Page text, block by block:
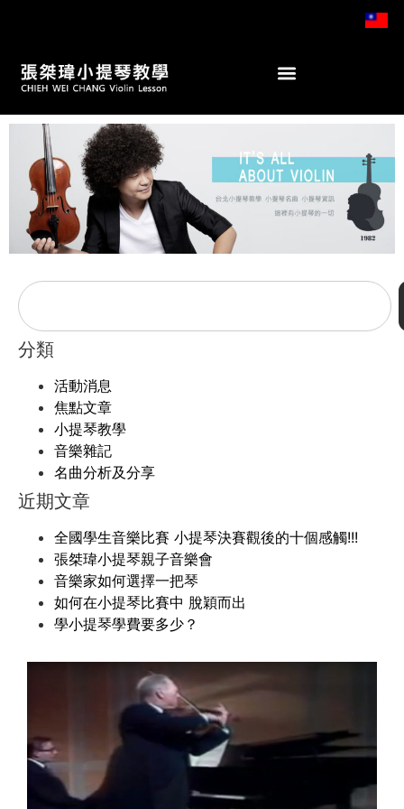
分類
活動消息
焦點文章
小提琴教學
音樂雜記
名曲分析及分享
近期文章
全國學生音樂比賽 小提琴決賽觀後的十個感觸!!!
張桀瑋小提琴親子音樂會
音樂家如何選擇一把琴
如何在小提琴比賽中 脫穎而出
學小提琴學費要多少？